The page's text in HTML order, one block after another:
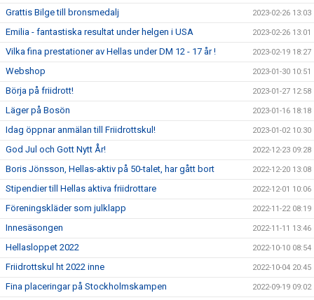
Grattis Bilge till bronsmedalj 2023-02-26 13:03
Emilia - fantastiska resultat under helgen i USA 2023-02-26 13:01
Vilka fina prestationer av Hellas under DM 12 - 17 år ! 2023-02-19 18:27
Webshop 2023-01-30 10:51
Börja på friidrott! 2023-01-27 12:58
Läger på Bosön 2023-01-16 18:18
Idag öppnar anmälan till Friidrottskul! 2023-01-02 10:30
God Jul och Gott Nytt År! 2022-12-23 09:28
Boris Jönsson, Hellas-aktiv på 50-talet, har gått bort 2022-12-20 13:08
Stipendier till Hellas aktiva friidrottare 2022-12-01 10:06
Föreningskläder som julklapp 2022-11-22 08:19
Innesäsongen 2022-11-11 13:46
Hellasloppet 2022 2022-10-10 08:54
Friidrottskul ht 2022 inne 2022-10-04 20:45
Fina placeringar på Stockholmskampen 2022-09-19 09:02